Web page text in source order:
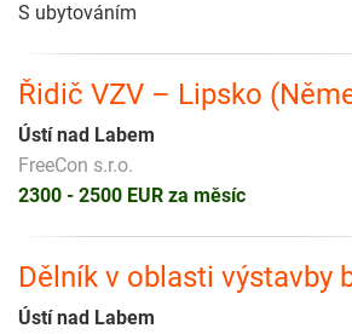
S ubytováním
Řidič VZV – Lipsko
Ústí nad Labem
FreeCon s.r.o.
2300 - 2500 EUR za měsíc
Dělník v oblasti výstavby
Ústí nad Labem